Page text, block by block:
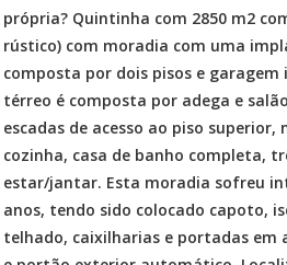
própria? Quintinha com 2850 m2
rústico) com moradia com uma
composta por dois pisos e garagem
térreo é composta por adega e
escadas de acesso ao piso
cozinha, casa de banho completa,
estar/jantar. Esta moradia sofreu
anos, tendo sido colocado capoto,
telhado, caixilharias e portadas em